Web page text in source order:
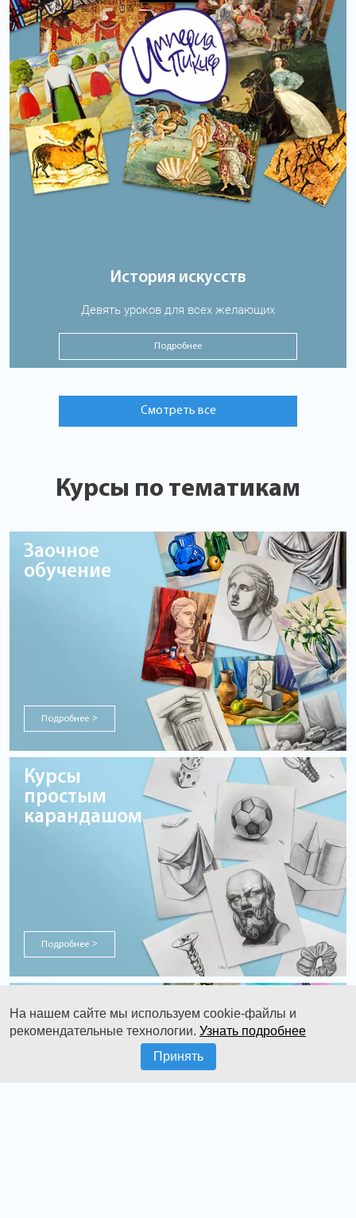
История искусств
Девять уроков для всех желающих
Подробнее
Смотреть все
Курсы по тематикам
Заочное
обучение
Подробнее >
Курсы
простым
карандашом
Подробнее >
гуашью
На нашем сайте мы используем cookie-файлы и
рекомендательные технологии. Узнать подробнее
Принять